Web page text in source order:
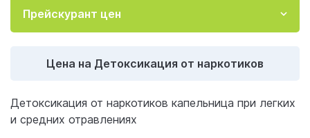
наркотиков»
Важные вопросы и ответы по наркологии
Прейскурант цен
Цена на Детоксикация от наркотиков
Детоксикация от наркотиков капельница при легких
и средних отравлениях